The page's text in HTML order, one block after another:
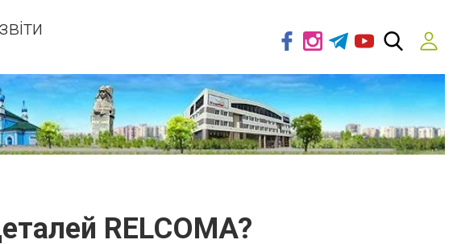
RELCOMA?